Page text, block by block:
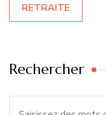
RETRAITE
Rechercher